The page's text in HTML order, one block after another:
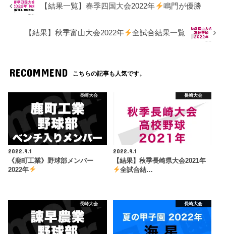
【結果一覧】春季四国大会2022年 鳴門が優勝
【結果】秋季富山大会2022年 全試合結果一覧
RECOMMEND こちらの記事も人気です。
長崎大会
2022.9.1
《鹿町工業》野球部メンバー
2022年
長崎大会
2022.9.1
【結果】秋季長崎県大会2021年
全試合結…
長崎大会 長崎大会